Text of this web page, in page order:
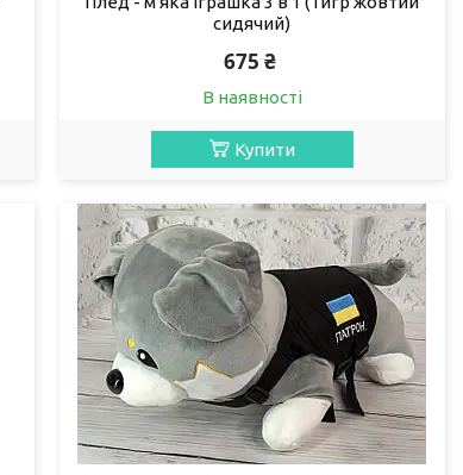
сидячий)
675 ₴
В наявності
Купити